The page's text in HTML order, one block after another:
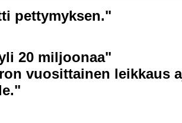
pettymyksen."
20 miljoonaa"
vuosittainen leikkaus